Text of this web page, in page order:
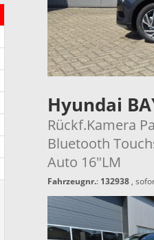
Hyundai
Rückf.Kamera
Bluetooth
Auto 16"LM
Fahrzeugnr.: 132938,